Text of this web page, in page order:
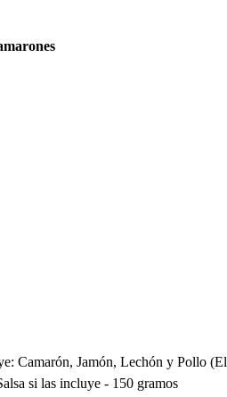
Camarón, Jamón, Lechón y Pollo (El
si las incluye - 150 gramos